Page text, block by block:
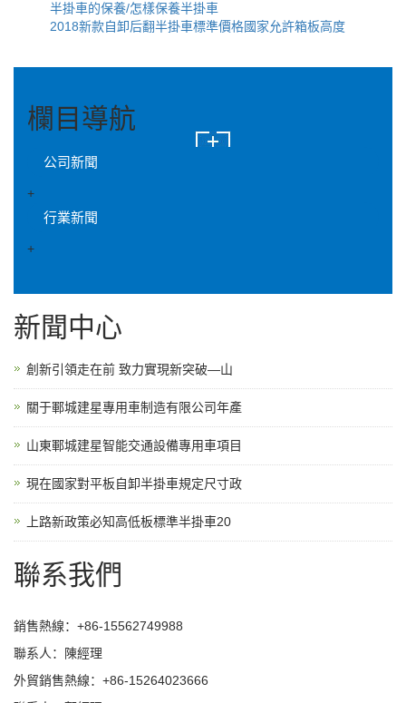
半掛車的保養/怎樣保養半掛車
2018新款自卸后翻半掛車標準價格國家允許箱板高度
欄目導航
公司新聞
+
行業新聞
+
新聞中心
創新引領走在前 致力實現新突破—山
關于鄆城建星專用車制造有限公司年產
山東鄆城建星智能交通設備專用車項目
現在國家對平板自卸半掛車規定尺寸政
上路新政策必知高低板標準半掛車20
聯系我們
銷售熱線：+86-15562749988
聯系人：陳經理
外貿銷售熱線：+86-15264023666